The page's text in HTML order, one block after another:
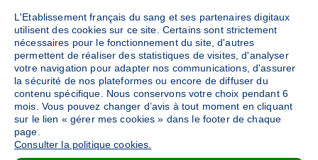
Collecte Mobile Sang
Le jeudi 08 octobre de 08h30 à 13h
DÉTAILS DE LA COLLECTE
L'Etablissement français du sang et ses partenaires digitaux
utilisent des cookies sur ce site. Certains sont strictement
nécessaires pour le fonctionnement du site, d'autres
permettent de réaliser des statistiques de visites, d'analyser
votre navigation pour adapter nos communications, d'assurer
la sécurité de nos plateformes ou encore de diffuser du
contenu spécifique. Nous conservons votre choix pendant 6
mois. Vous pouvez changer d’avis à tout moment en cliquant
sur le lien « gérer mes cookies » dans le footer de chaque
page.
Consulter la politique cookies.